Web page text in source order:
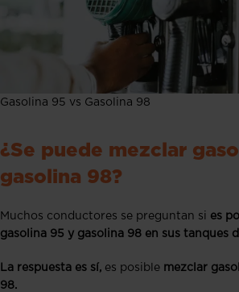
Gasolina 95 vs Gasolina 98
¿Se puede mezclar
gasolina 98?
Muchos conductores se preguntan si es
gasolina 95 y gasolina 98 en sus tanques
La respuesta es sí, es posible mezclar
98.